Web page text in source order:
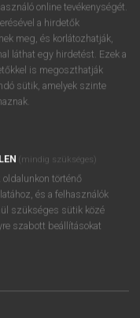
A szótár 2 órás,
regisztrálok és
online tevékenységét.
a hirdetők
meg, és korlátozhatják,
láthat egy hirdetést. Ezek a
is megoszthatják
sütik, amelyek szinte
(mindig szükséges)
oldalunkon történő
és a felhasználók
szükséges sütik közé
szabott beállításokat